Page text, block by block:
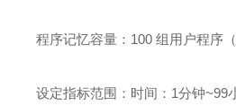
程序记忆容量：100 组用户程序
设定指标范围：时间：1分钟~99